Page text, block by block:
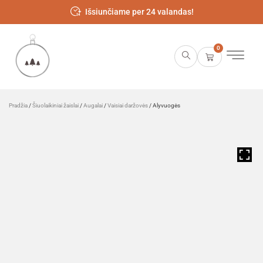
Išsiunčiame per 24 valandas!
0
Pradžia /Šiuolaikiniai žaislai /Augalai /Vaisiai daržovės / Alyvuogės